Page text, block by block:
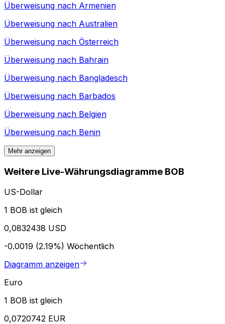
Überweisung nach Armenien
Überweisung nach Australien
Überweisung nach Österreich
Überweisung nach Bahrain
Überweisung nach Bangladesch
Überweisung nach Barbados
Überweisung nach Belgien
Überweisung nach Benin
Mehr anzeigen
Weitere Live-Währungsdiagramme BOB
US-Dollar
1 BOB ist gleich
0,0832438 USD
-0.0019 (2.19%) Wöchentlich
Diagramm anzeigen
Euro
1 BOB ist gleich
0,0720742 EUR